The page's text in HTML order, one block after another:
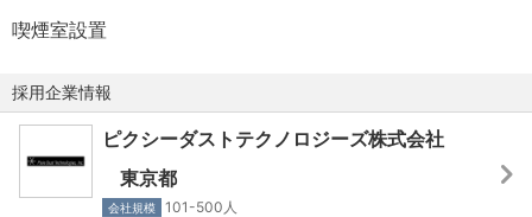
喫煙室設置
採用企業情報
ピクシーダストテクノロジーズ株式会社
東京都
会社規模 101-500人